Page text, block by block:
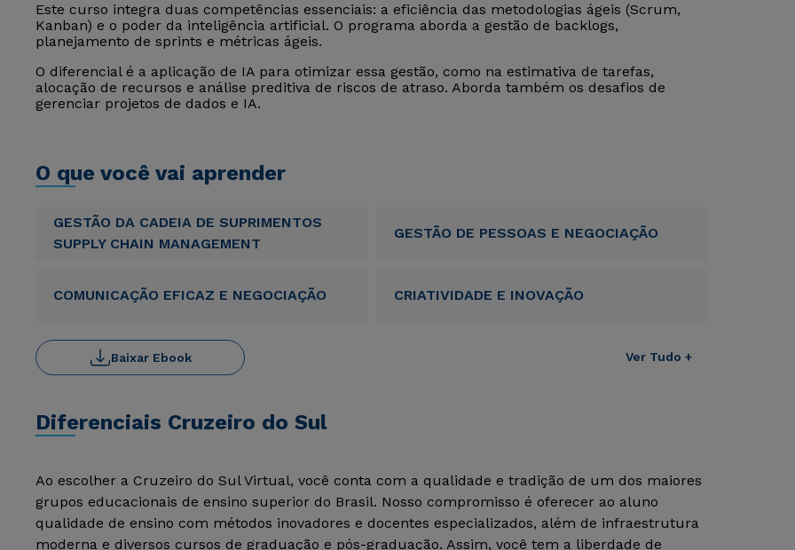
Este curso integra duas competências essenciais: a eficiência das metodologias ágeis (Scrum,
Kanban) e o poder da inteligência artificial. O programa aborda a gestão de backlogs,
planejamento de sprints e métricas ágeis.
O diferencial é a aplicação de IA para otimizar essa gestão, como na estimativa de tarefas,
alocação de recursos e análise preditiva de riscos de atraso. Aborda também os desafios de
gerenciar projetos de dados e IA.
O que você vai aprender
GESTÃO DA CADEIA DE SUPRIMENTOS
SUPPLY CHAIN MANAGEMENT
GESTÃO DE PESSOAS E NEGOCIAÇÃO
COMUNICAÇÃO EFICAZ E NEGOCIAÇÃO CRIATIVIDADE E INOVAÇÃO
Ver Tudo +
Baixar Ebook
Diferenciais Cruzeiro do Sul
Ao escolher a Cruzeiro do Sul Virtual, você conta com a qualidade e tradição de um dos maiores
grupos educacionais de ensino superior do Brasil. Nosso compromisso é oferecer ao aluno
qualidade de ensino com métodos inovadores e docentes especializados, além de infraestrutura
moderna e diversos cursos de graduação e pós-graduação. Assim, você tem a liberdade de